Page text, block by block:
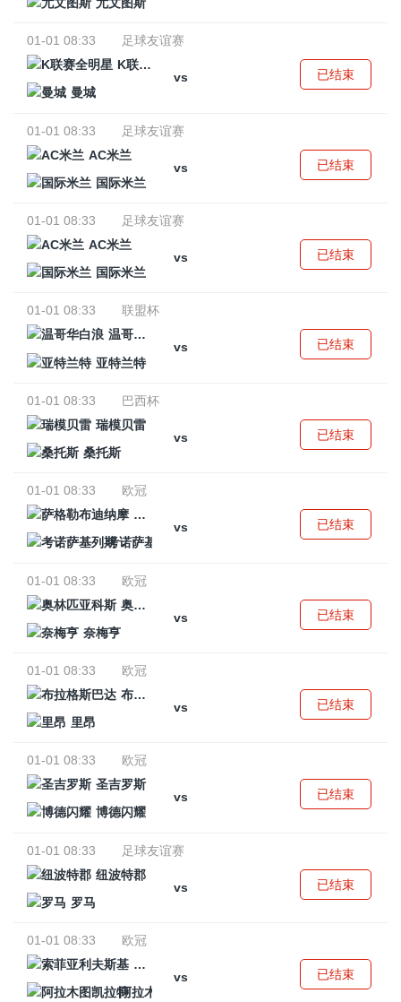
01-01 08:33
足球友谊赛
K联赛全明星
vs
曼城
已结束
01-01 08:33
足球友谊赛
AC米兰
vs
国际米兰
已结束
01-01 08:33
足球友谊赛
AC米兰
vs
国际米兰
已结束
01-01 08:33
联盟杯
温哥华白浪
vs
亚特兰特
已结束
01-01 08:33
巴西杯
瑞模贝雷
vs
桑托斯
已结束
01-01 08:33
欧冠
萨格勒布迪纳摩
vs
考诺萨基列斯
已结束
01-01 08:33
欧冠
奥林匹亚科斯
vs
奈梅亨
已结束
01-01 08:33
欧冠
布拉格斯巴达
vs
里昂
已结束
01-01 08:33
欧冠
圣吉罗斯
vs
博德闪耀
已结束
01-01 08:33
足球友谊赛
纽波特郡
vs
罗马
已结束
01-01 08:33
欧冠
索菲亚利夫斯基
vs
阿拉木图凯拉特
已结束